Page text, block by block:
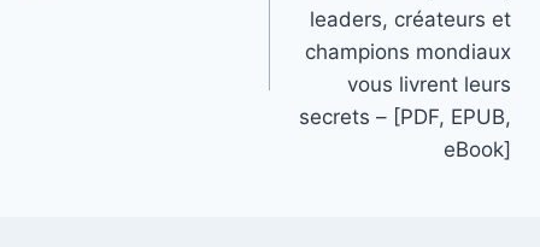
leaders, créateurs et
champions mondiaux
vous livrent leurs
secrets – [PDF, EPUB,
eBook]